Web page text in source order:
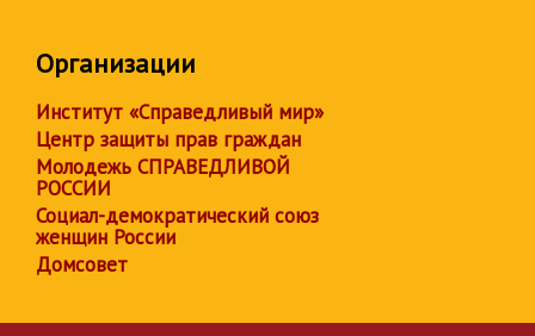
Организации
Институт «Справедливый мир»
Центр защиты прав граждан
Молодежь СПРАВЕДЛИВОЙ
РОССИИ
Социал-демократический союз
женщин России
Домсовет